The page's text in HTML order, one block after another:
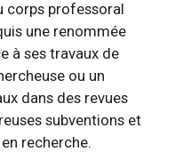
corps professoral
une renommée
à ses travaux de
ou un
dans des revues
subventions et
recherche.